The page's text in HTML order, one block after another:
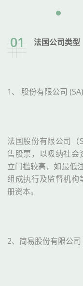
01 法国公司类型
1、 股份有限公司 (SA)
法国股份有限公司（
售股票，以吸纳社会
立门槛较高，如最低
组成执行及监督机构
册资本。
2、简易股份有限公司